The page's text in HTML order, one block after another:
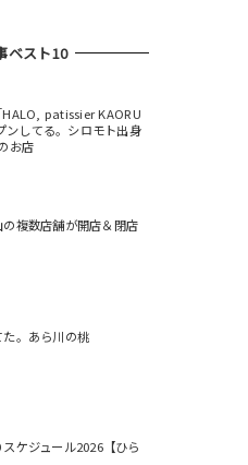
ベスト10
HALO, patissier KAORU
ンしてる。シロモト出身
お店
複数店舗が開店＆閉店
。あら川の桃
ケジュール2026【ひら